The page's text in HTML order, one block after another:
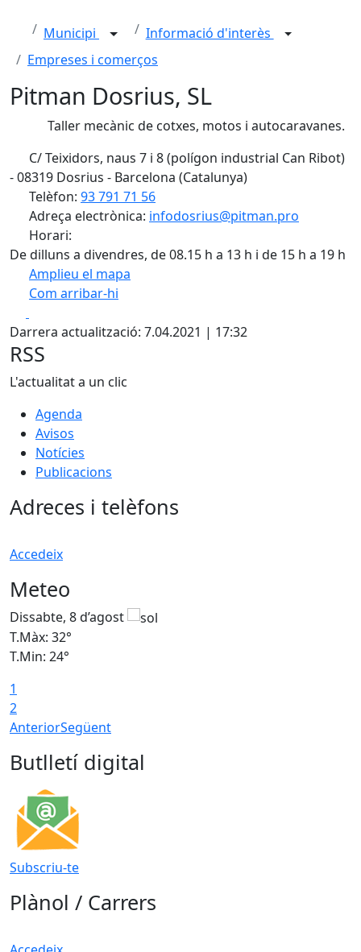
Municipi
Informació d'interès
Empreses i comerços
Pitman Dosrius, SL
Taller mecànic de cotxes, motos i autocaravanes.
C/ Teixidors, naus 7 i 8 (polígon industrial Can Ribot)
- 08319 Dosrius - Barcelona (Catalunya)
Telèfon: 93 791 71 56
Adreça electrònica: infodosrius@pitman.pro
Horari:
De dilluns a divendres, de 08.15 h a 13 h i de 15 h a 19 h
Amplieu el mapa
Com arribar-hi
+
−
Darrera actualització: 7.04.2021 | 17:32
RSS
L'actualitat a un clic
Agenda
Avisos
Notícies
Publicacions
Adreces i telèfons
Accedeix
Meteo
Dissabte, 8 d’agost
T.Màx: 32°
T.Min: 24°
1
2
AnteriorSegüent
Butlletí digital
Subscriu-te
Plànol / Carrers